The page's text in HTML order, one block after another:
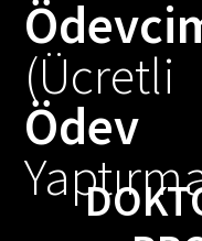
(Ücretli
Ödev